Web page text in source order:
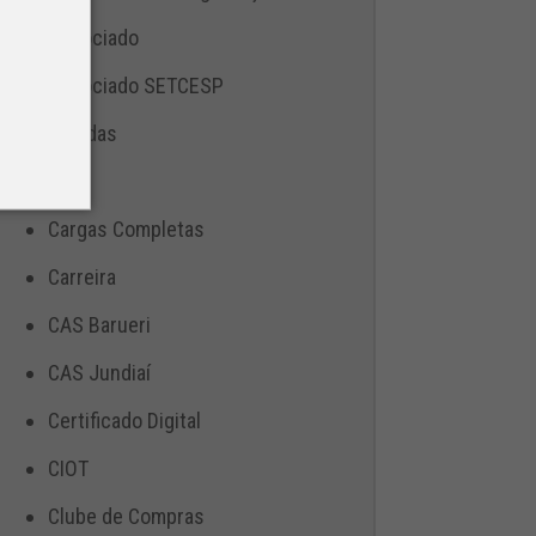
Associado
Associado SETCESP
Bebidas
Cargas Completas
Carreira
CAS Barueri
CAS Jundiaí
Certificado Digital
CIOT
Clube de Compras